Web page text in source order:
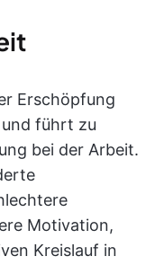
Erschöpfung
und führt zu
bei der Arbeit.
Motivation,
Kreislauf in